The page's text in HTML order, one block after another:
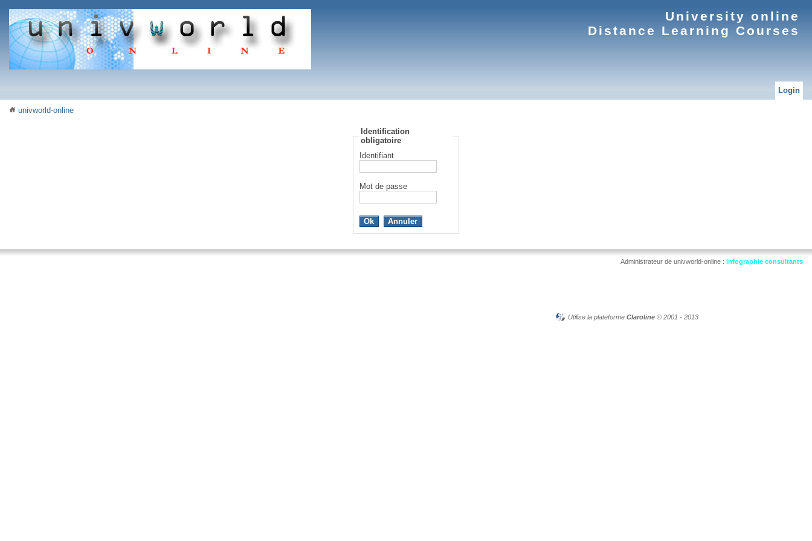
University online
Distance Learning Courses
Login
univworld-online
Identification
obligatoire
Identifiant
Mot de passe
Administrateur de univworld-online : infographie consultants
Utilise la plateforme Claroline© 2001 - 2013